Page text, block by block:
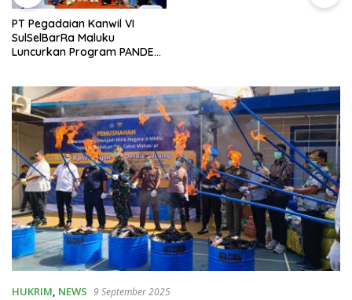
PT Pegadaian Kanwil VI
SulSelBarRa Maluku
Luncurkan Program PANDE
HUKRIM, NEWS 9 September 2025